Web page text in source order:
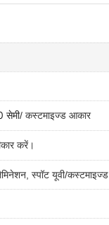
सेमी/ कस्टमाइज्ड आकार
करें।
स्पॉट यूवी/कस्टमाइज्ड